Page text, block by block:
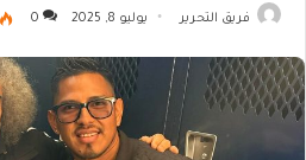
فريق التحرير يوليو 8, 2025 0